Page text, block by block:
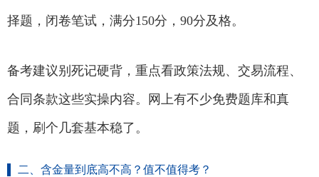
择题，闭卷笔试，满分150分，90分及格。
备考建议别死记硬背，重点看政策法规、交易流程、
合同条款这些实操内容。网上有不少免费题库和真
题，刷个几套基本稳了。
二、含金量到底高不高？值不值得考？